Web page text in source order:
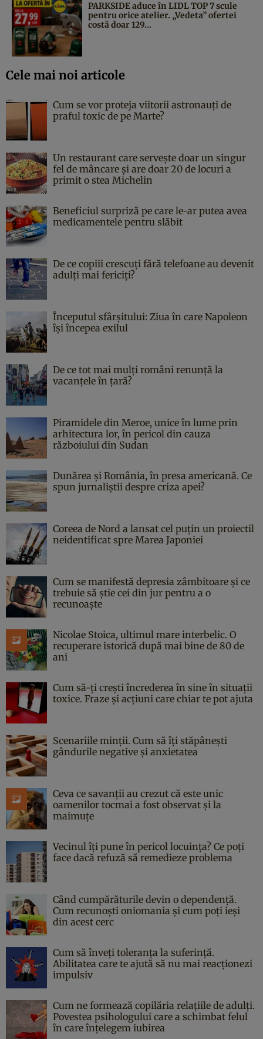
PARKSIDE aduce în LIDL TOP 7 scule
pentru orice atelier. „Vedeta” ofertei
costă doar 129...
Cele mai noi articole
Cum se vor proteja viitorii astronauți de
praful toxic de pe Marte?
Un restaurant care servește doar un singur
fel de mâncare și are doar 20 de locuri a
primit o stea Michelin
Beneficiul surpriză pe care le-ar putea avea
medicamentele pentru slăbit
De ce copiii crescuți fără telefoane au devenit
adulți mai fericiți?
Începutul sfârşitului: Ziua în care Napoleon
îşi începea exilul
De ce tot mai mulți români renunță la
vacanțele în țară?
Piramidele din Meroe, unice în lume prin
arhitectura lor, în pericol din cauza
războiului din Sudan
Dunărea și România, în presa americană. Ce
spun jurnaliștii despre criza apei?
Coreea de Nord a lansat cel puțin un proiectil
neidentificat spre Marea Japoniei
Cum se manifestă depresia zâmbitoare și ce
trebuie să știe cei din jur pentru a o
recunoaște
Nicolae Stoica, ultimul mare interbelic. O
recuperare istorică după mai bine de 80 de
ani
Cum să-ți crești încrederea în sine în situații
toxice. Fraze și acțiuni care chiar te pot ajuta
Scenariile minții. Cum să îți stăpânești
gândurile negative și anxietatea
Ceva ce savanții au crezut că este unic
oamenilor tocmai a fost observat și la
maimuțe
Vecinul îți pune în pericol locuința? Ce poți
face dacă refuză să remedieze problema
Când cumpărăturile devin o dependență.
Cum recunoști oniomania și cum poți ieși
din acest cerc
Cum să înveți toleranța la suferință.
Abilitatea care te ajută să nu mai reacționezi
impulsiv
Cum ne formează copilăria relațiile de adulți.
Povestea psihologului care a schimbat felul
în care înțelegem iubirea